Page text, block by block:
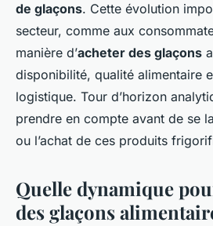
de glaçons. Cette évolution
secteur, comme aux
manière d’acheter des glaçons
disponibilité, qualité alimentaire
logistique. Tour d’horizon
prendre en compte avant de se
ou l’achat de ces produits
Quelle dynamique
des glaçons